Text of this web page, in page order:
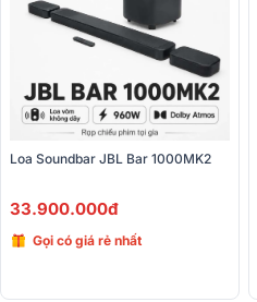
33.900.000đ
Gọi có giá rẻ nhất